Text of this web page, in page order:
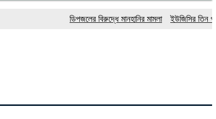
ডিপজলের বিরুদ্ধে মানহানির মামলা ইউজিসির তিন